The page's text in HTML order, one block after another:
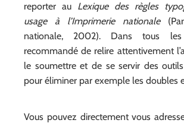
reporter au Lexique des règles
usage à l’Imprimerie nationale
nationale, 2002). Dans tous
recommandé de relire attentivement
le soumettre et de se servir des
pour éliminer par exemple les doubles
Vous pouvez directement vous